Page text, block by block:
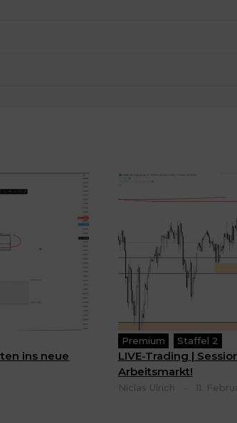
ins neue
Premium Staffel 2
LIVE-Trading |
Arbeitsmarkt!
Niclas Ulrich 11.